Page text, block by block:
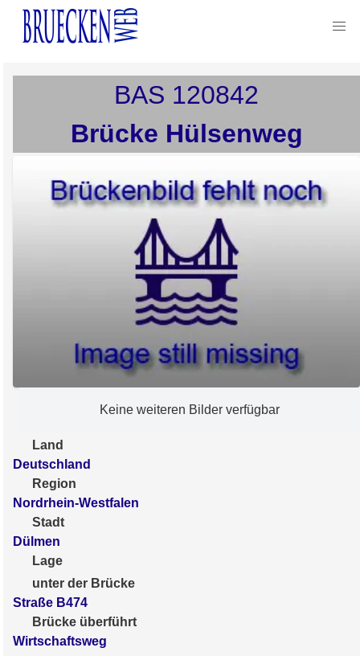
BAS 120842
Brücke Hülsenweg
Keine weiteren Bilder verfügbar
Land
Deutschland
Region
Nordrhein-Westfalen
Stadt
Dülmen
Lage
unter der Brücke
Straße B474
Brücke überführt
Wirtschaftsweg